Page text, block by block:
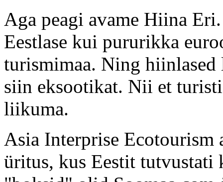
Aga peagi avame Hiina
Eestlase kui pururikka
turismimaa. Ning hiinlased
siin eksootikat. Nii et
liikuma.
Asia Interprise Ecotourism
üritus, kus Eestit